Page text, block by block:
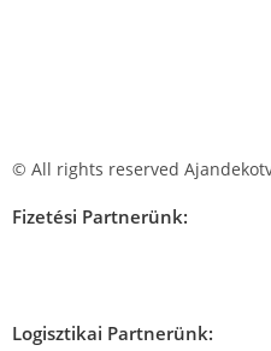
© All rights reserved
Fizetési Partnerünk:
Logisztikai Partnerünk: